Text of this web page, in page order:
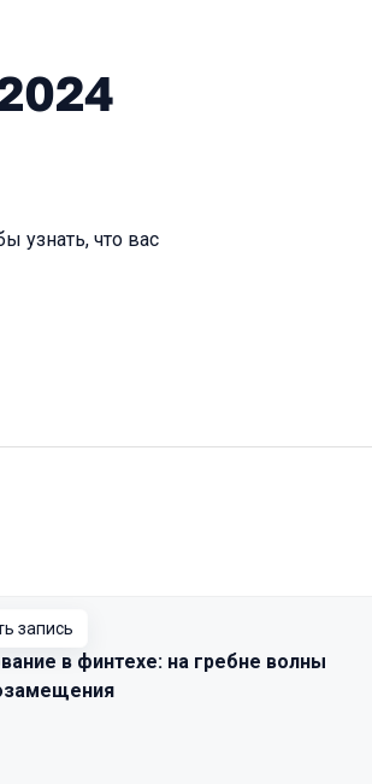
узнать, что вас
запись
в финтехе: на гребне волны